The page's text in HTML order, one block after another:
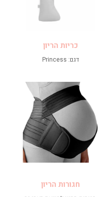
כריות הריון
דגם: Princess
חגורות הריון